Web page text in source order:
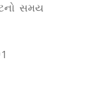
સમય